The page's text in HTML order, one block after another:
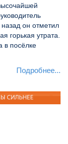
он отметил
горькая утрата.
в посёлке
Подробнее...